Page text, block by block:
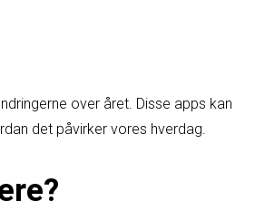
over året. Disse apps kan
det påvirker vores hverdag.